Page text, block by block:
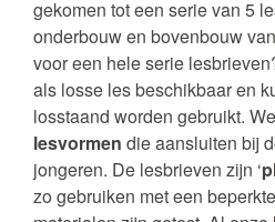
gekomen tot een serie van 5
onderbouw en bovenbouw
voor een hele serie
als losse les beschikbaar en
losstaand worden gebruikt.
lesvormen die aansluiten bij
jongeren. De lesbrieven zijn ‘
zo gebruiken met een